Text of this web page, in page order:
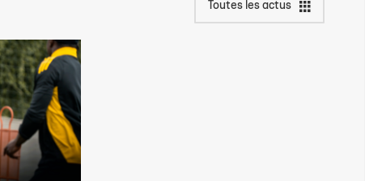
Toutes les actus